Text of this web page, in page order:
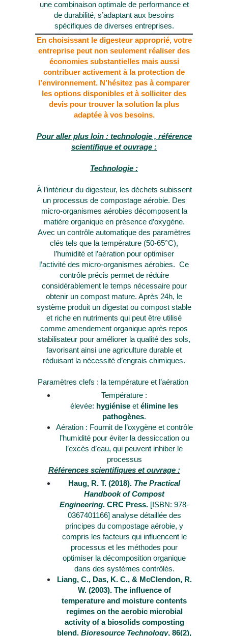
une combinaison optimale de performance et
de durabilité, s’adaptant aux besoins
spécifiques de diverses entreprises.
En choisissant le digesteur approprié, votre
entreprise peut non seulement réaliser des
économies substantielles mais aussi
contribuer activement à la protection de
l’environnement. N’hésitez pas à comparer
les options disponibles et à solliciter des
devis pour trouver la solution la plus
adaptée à vos besoins.
Pour aller plus loin : technologie , référence
scientifique et ouvrage :
Technologie :
À l’intérieur du digesteur, les déchets subissent
un processus de compostage aérobie. Des
micro-organismes aérobies décomposent la
matière organique en présence d’oxygène.
Avec un contrôle automatique des paramètres
clés tels que la température (50-65°C),
l’humidité et l’aération pour optimiser
l’activité des micro-organismes aérobies. Ce
contrôle précis permet de réduire
considérablement le temps nécessaire pour
obtenir un compost mature. Après 24h, le
système produit un digestat ou compost stable
et riche en nutriments qui peut être utilisé
comme amendement organique après repos
stabilisateur pour améliorer la qualité des sols,
favorisant ainsi une agriculture durable et
réduisant la nécessité d’engrais chimiques.
Paramètres clefs : la température et l’aération
Température :
élevée: hygiénise et élimine les
pathogènes.
Aération : Fournit de l’oxygène et contrôle
l’humidité pour éviter la dessiccation ou
l’excès d’eau, qui peuvent inhiber le
processus
Références scientifiques et ouvrage :
Haug, R. T. (2018). The Practical
Handbook of Compost
Engineering. CRC Press. [ISBN: 978-
0367401166] analyse détaillée des
principes du compostage aérobie, y
compris les facteurs qui influencent le
processus et les méthodes pour
optimiser la décomposition organique
dans des systèmes contrôlés.
Liang, C., Das, K. C., & McClendon, R.
W. (2003). The influence of
temperature and moisture contents
regimes on the aerobic microbial
activity of a biosolids composting
blend. Bioresource Technology, 86(2),